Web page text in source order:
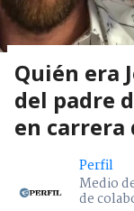
Quién era
del padre
en
Perfil
Medio
de